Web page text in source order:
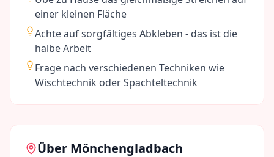
einer kleinen Fläche
Achte auf sorgfältiges Abkleben - das ist die
halbe Arbeit
Frage nach verschiedenen Techniken wie
Wischtechnik oder Spachteltechnik
Über Mönchengladbach